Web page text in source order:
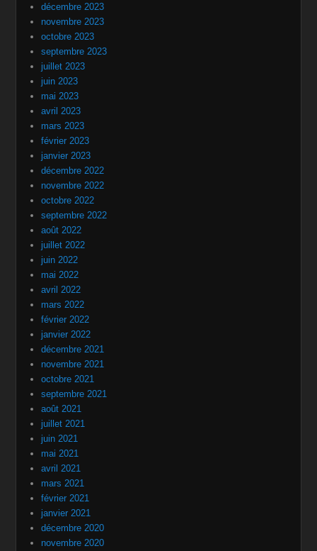
décembre 2023
novembre 2023
octobre 2023
septembre 2023
juillet 2023
juin 2023
mai 2023
avril 2023
mars 2023
février 2023
janvier 2023
décembre 2022
novembre 2022
octobre 2022
septembre 2022
août 2022
juillet 2022
juin 2022
mai 2022
avril 2022
mars 2022
février 2022
janvier 2022
décembre 2021
novembre 2021
octobre 2021
septembre 2021
août 2021
juillet 2021
juin 2021
mai 2021
avril 2021
mars 2021
février 2021
janvier 2021
décembre 2020
novembre 2020